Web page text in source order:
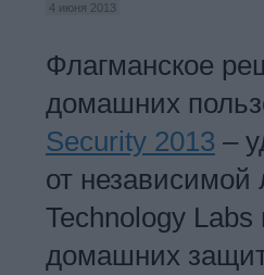
4 июня 2013
Флагманское
домашних
Security 2013 –
от независимой
Technology Labs
домашних